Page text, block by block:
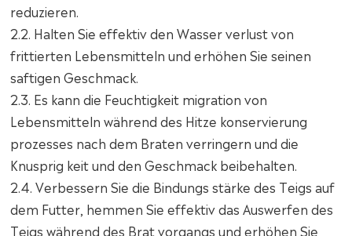
reduzieren.
2.2. Halten Sie effektiv den Wasser verlust von
frittierten Lebensmitteln und erhöhen Sie seinen
saftigen Geschmack.
2.3. Es kann die Feuchtigkeit migration von
Lebensmitteln während des Hitze konservierung
prozesses nach dem Braten verringern und die
Knusprig keit und den Geschmack beibehalten.
2.4. Verbessern Sie die Bindungs stärke des Teigs auf
dem Futter, hemmen Sie effektiv das Auswerfen des
Teigs während des Brat vorgangs und erhöhen Sie